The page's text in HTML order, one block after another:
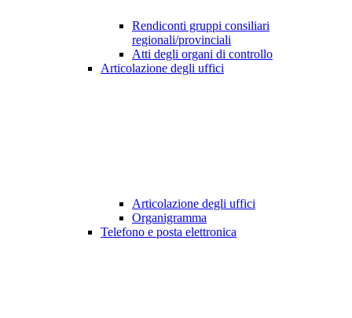
Rendiconti gruppi consiliari
regionali/provinciali
Atti degli organi di controllo
Articolazione degli uffici
Articolazione degli uffici
Organigramma
Telefono e posta elettronica